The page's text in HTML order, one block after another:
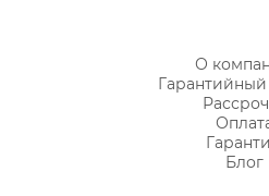
О
Блог